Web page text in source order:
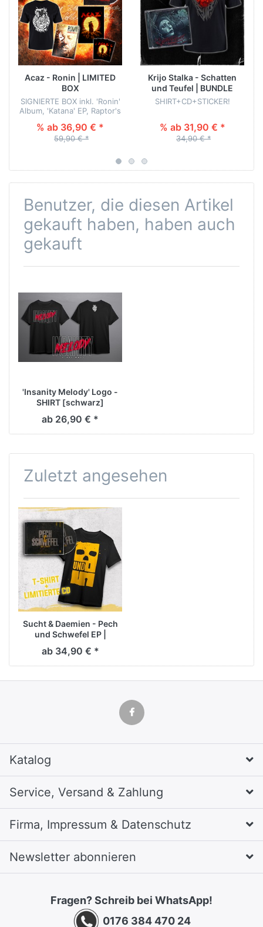
Acaz - Ronin | LIMITED
BOX
SIGNIERTE BOX inkl. 'Ronin'
Album, 'Katana' EP, Raptor's
Shirt, Kommentarbuch,
Poster und Sticker
% ab 36,90 € *
59,90 € *
Krijo Stalka - Schatten
und Teufel | BUNDLE
SHIRT+CD+STICKER!
% ab 31,90 € *
34,90 € *
Benutzer, die diesen Artikel
gekauft haben, haben auch
gekauft
'Insanity Melody' Logo -
SHIRT [schwarz]
ab 26,90 € *
Zuletzt angesehen
Sucht & Daemien - Pech
und Schwefel EP |
BUNDLE
ab 34,90 € *
Katalog
Service, Versand & Zahlung
Firma, Impressum & Datenschutz
Newsletter abonnieren
Fragen? Schreib bei WhatsApp!
0176 384 470 24